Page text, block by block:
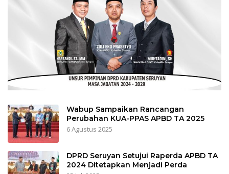
Wabup Sampaikan Rancangan
Perubahan KUA-PPAS APBD TA 2025
6 Agustus 2025
DPRD Seruyan Setujui Raperda APBD TA
2024 Ditetapkan Menjadi Perda